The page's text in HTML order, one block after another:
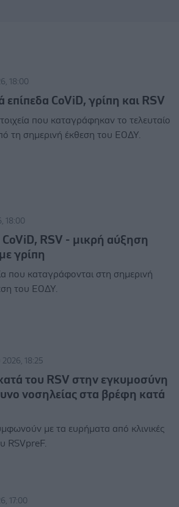
18:00
CoViD, γρίπη και RSV
που καταγράφηκαν το τελευταίο
τη σημερινή έκθεση του ΕΟΔΥ.
18:00
RSV - μικρή αύξηση
γρίπη
που καταγράφονται στη σημερινή
του ΕΟΔΥ.
2026, 18:25
του RSV στην εγκυμοσύνη
νοσηλείας στα βρέφη κατά
με τα ευρήματα από κλινικές
RSVpreF.
17:00